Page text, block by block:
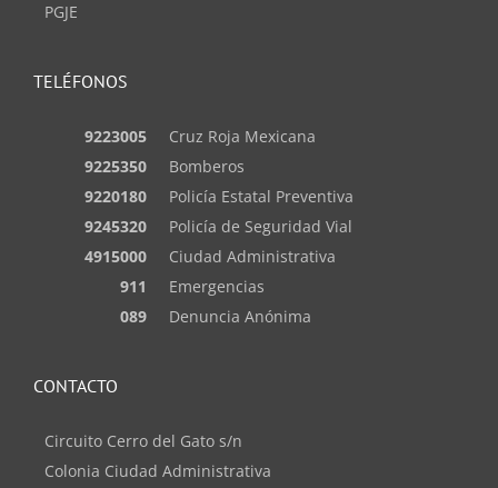
TELÉFONOS
9223005
Cruz Roja Mexicana
9225350
Bomberos
9220180
Policía Estatal Preventiva
9245320
Policía de Seguridad Vial
4915000
Ciudad Administrativa
911
Emergencias
089
Denuncia Anónima
PGJE
CONTACTO
Circuito Cerro del Gato s/n
Colonia Ciudad Administrativa